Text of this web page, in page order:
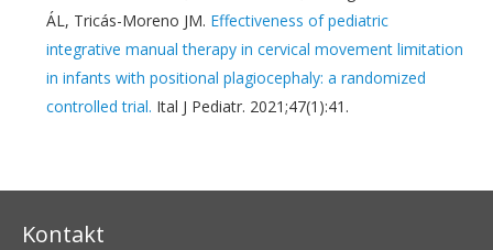
ÁL, Tricás-Moreno JM. Effectiveness of pediatric
integrative manual therapy in cervical movement limitation
in infants with positional plagiocephaly: a randomized
controlled trial. Ital J Pediatr. 2021;47(1):41.
Kontakt